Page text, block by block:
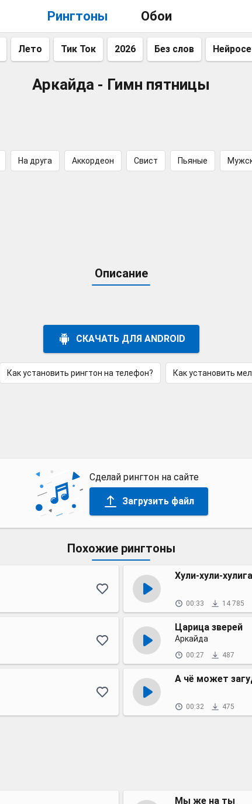
Рингтоны Обои
Лето Тик Ток 2026 Без слов
Аркайда - Гимн пятницы
На друга Аккордеон Свист Пьяные
Описание
СКАЧАТЬ ДЛЯ ANDROID
Как установить рингтон на телефон? Как установить
Сделай рингтон на сайте
Загрузить файл
Похожие рингтоны
Хули-хули-
00:33 14 785
Царица зверей
Аркайда
00:27 487
А чё может
00:32 475
Мы же на ты